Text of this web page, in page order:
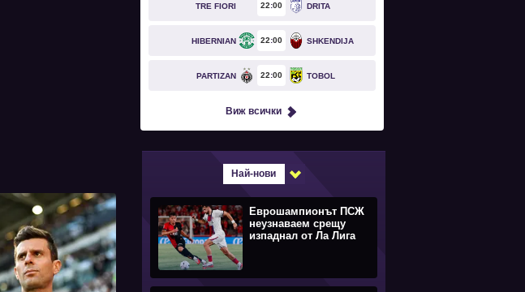
TRE FIORI 22 00 DRITA
HIBERNIAN 22 00 SHKENDIJA
PARTIZAN 22 00 TOBOL
Виж всички
Най-нови
Еврошампионът ПСЖ
неузнаваем срещу
изпаднал от Ла Лига